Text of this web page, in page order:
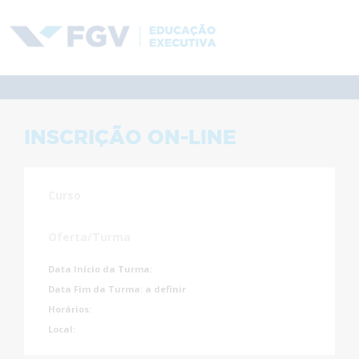
INSCRIÇÃO ON-LINE
Data Início da Turma:
Data Fim da Turma: a definir
Horários:
Local: